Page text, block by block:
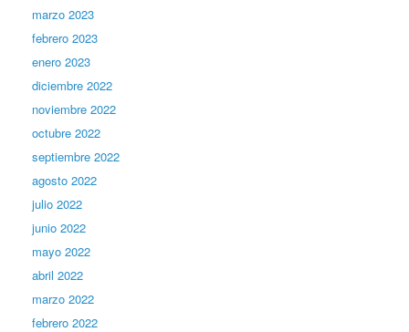
marzo 2023
febrero 2023
enero 2023
diciembre 2022
noviembre 2022
octubre 2022
septiembre 2022
agosto 2022
julio 2022
junio 2022
mayo 2022
abril 2022
marzo 2022
febrero 2022